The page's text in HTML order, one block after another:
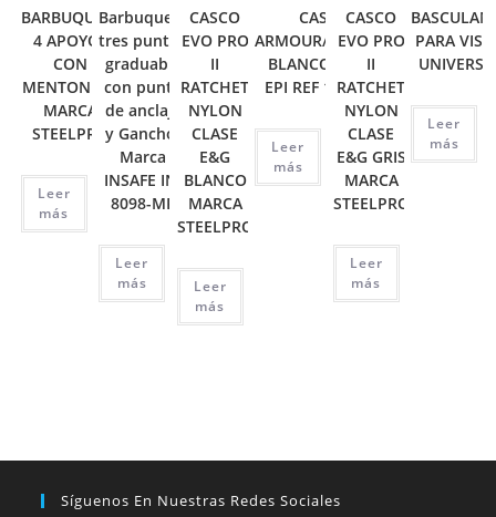
BARBUQUEJO
4 APOYOS
CON
MENTONERA
MARCA
STEELPRO
Leer
más
Barbuquejo
tres puntos
graduable
con punto
de anclaje
y Gancho.
Marca
INSAFE IN-
8098-MP
Leer
más
CASCO
EVO PRO
II
RATCHET
NYLON
CLASE
E&G
BLANCO
MARCA
STEELPRO
Leer
más
CASCO
ARMOUR/CAPITAN
BLANCO TIPO I
EPI REF 10-P03R
Leer
más
CASCO
EVO PRO
II
RATCHET
NYLON
CLASE
E&G GRIS
MARCA
STEELPRO
Leer
más
PARA
Leer
más
Síguenos En Nuestras Redes Sociales